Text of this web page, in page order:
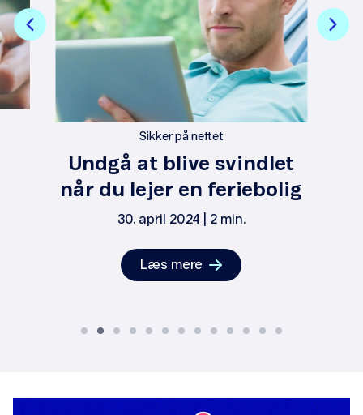
Sikker på nettet
Undgå at blive svindlet
når du lejer en feriebolig
30. april 2024 | 2 min.
Læs mere